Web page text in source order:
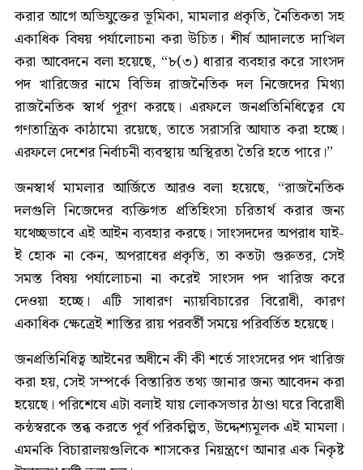
করার আগে অভিযুক্তের ভূমিকা, মামলার প্রকৃতি, নৈতিকতা সহ
একাধিক বিষয় পর্যালোচনা করা উচিত। শীর্ষ আদালতে দাখিল
করা আবেদনে বলা হয়েছে, “৮(৩) ধারার ব্যবহার করে সাংসদ
পদ খারিজের নামে বিভিন্ন রাজনৈতিক দল নিজেদের মিথ্যা
রাজনৈতিক স্বার্থ পূরণ করছে। এরফলে জনপ্রতিনিধিত্বের যে
গণতান্ত্রিক কাঠামো রয়েছে, তাতে সরাসরি আঘাত করা হচ্ছে।
এরফলে দেশের নির্বাচনী ব্যবস্থায় অস্থিরতা তৈরি হতে পারে।”
জনস্বার্থ মামলার আর্জিতে আরও বলা হয়েছে, “রাজনৈতিক
দলগুলি নিজেদের ব্যক্তিগত প্রতিহিংসা চরিতার্থ করার জন্য
যথেচ্ছভাবে এই আইন ব্যবহার করছে। সাংসদদের অপরাধ যাই-
ই হোক না কেন, অপরাধের প্রকৃতি, তা কতটা গুরুতর, সেই
সমস্ত বিষয় পর্যালোচনা না করেই সাংসদ পদ খারিজ করে
দেওয়া হচ্ছে। এটি সাধারণ ন্যায়বিচারের বিরোধী, কারণ
একাধিক ক্ষেত্রেই শাস্তির রায় পরবর্তী সময়ে পরিবর্তিত হয়েছে।
জনপ্রতিনিধিত্ব আইনের অধীনে কী কী শর্তে সাংসদের পদ খারিজ
করা হয়, সেই সম্পর্কে বিস্তারিত তথ্য জানার জন্য আবেদন করা
হয়েছে। পরিশেষে এটা বলাই যায় লোকসভার ঠাণ্ডা ঘরে বিরোধী
কন্ঠস্বরকে স্তব্ধ করতে পূর্ব পরিকল্পিত, উদ্দেশ্যমূলক এই মামলা।
এমনকি বিচারালয়গুলিকে শাসকের নিয়ন্ত্রণে আনার এক নিকৃষ্ট